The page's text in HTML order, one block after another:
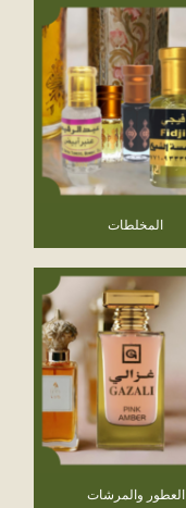
المخلطات
العطور والمرشات